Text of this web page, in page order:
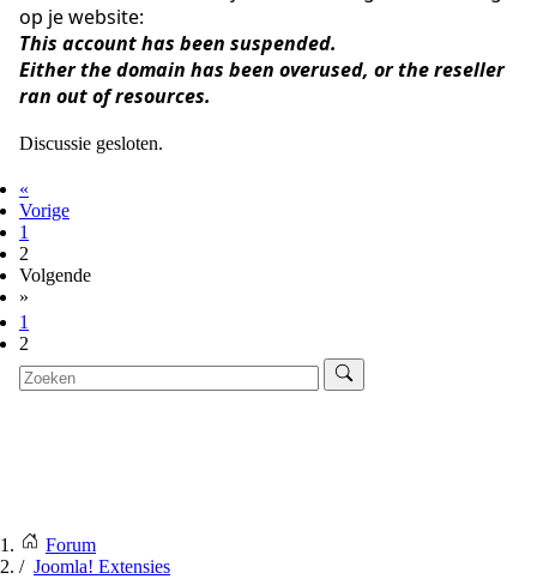
op je website:
This account has been suspended.
Either the domain has been overused, or the reseller
ran out of resources.
Discussie gesloten.
«
Vorige
1
2
Volgende
»
1
2
Forum
Joomla! Extensies